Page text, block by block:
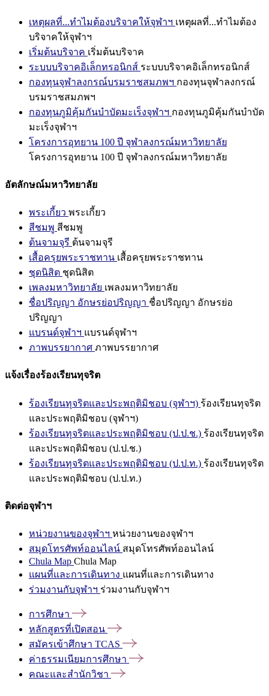
เหตุผลที่...ทำไมต้องบริจาคให้จุฬาฯ เหตุผลที่...ทำไมต้อง
บริจาคให้จุฬาฯ
เริ่มต้นบริจาค เริ่มต้นบริจาค
ระบบบริจาคอิเล็กทรอนิกส์ ระบบบริจาคอิเล็กทรอนิกส์
กองทุนจุฬาลงกรณ์บรมราชสมภพฯ กองทุนจุฬาลงกรณ์
บรมราชสมภพฯ
กองทุนภูมิคุ้มกันบำบัดมะเร็งจุฬาฯ กองทุนภูมิคุ้มกันบำบัด
มะเร็งจุฬาฯ
โครงการอุทยาน 100 ปี จุฬาลงกรณ์มหาวิทยาลัย
โครงการอุทยาน 100 ปี จุฬาลงกรณ์มหาวิทยาลัย
อัตลักษณ์มหาวิทยาลัย
พระเกี้ยว พระเกี้ยว
สีชมพู สีชมพู
ต้นจามจุรี ต้นจามจุรี
เสื้อครุยพระราชทาน เสื้อครุยพระราชทาน
ชุดนิสิต ชุดนิสิต
เพลงมหาวิทยาลัย เพลงมหาวิทยาลัย
ชื่อปริญญา อักษรย่อปริญญา ชื่อปริญญา อักษรย่อ
ปริญญา
แบรนด์จุฬาฯ แบรนด์จุฬาฯ
ภาพบรรยากาศ ภาพบรรยากาศ
แจ้งเรื่องร้องเรียนทุจริต
ร้องเรียนทุจริตและประพฤติมิชอบ (จุฬาฯ) ร้องเรียนทุจริต
และประพฤติมิชอบ (จุฬาฯ)
ร้องเรียนทุจริตและประพฤติมิชอบ (ป.ป.ช.) ร้องเรียนทุจริต
และประพฤติมิชอบ (ป.ป.ช.)
ร้องเรียนทุจริตและประพฤติมิชอบ (ป.ป.ท.) ร้องเรียนทุจริต
และประพฤติมิชอบ (ป.ป.ท.)
ติดต่อจุฬาฯ
หน่วยงานของจุฬาฯ หน่วยงานของจุฬาฯ
สมุดโทรศัพท์ออนไลน์ สมุดโทรศัพท์ออนไลน์
Chula Map Chula Map
แผนที่และการเดินทาง แผนที่และการเดินทาง
ร่วมงานกับจุฬาฯ ร่วมงานกับจุฬาฯ
การศึกษา
หลักสูตรที่เปิดสอน
สมัครเข้าศึกษา TCAS
ค่าธรรมเนียมการศึกษา
คณะและสำนักวิชา